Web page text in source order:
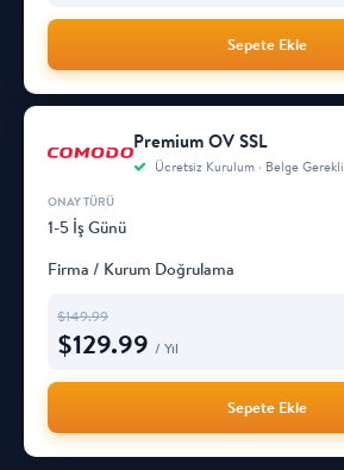
Sepete Ekle
Premium OV SSL
Ücretsiz Kurulum · Belge Gerekli
1-5 İş Günü
Firma / Kurum Doğrulama
$149.99
$129.99 / Yıl
Sepete Ekle